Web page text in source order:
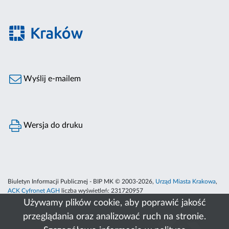
Używamy plików cookie, aby poprawić jakość
przeglądania oraz analizować ruch na stronie.
Wyślij e-mailem
Wersja do druku
Biuletyn Informacji Publicznej - BIP MK © 2003-2026, Urząd Miasta Krakowa,
ACK Cyfronet AGH
liczba wyświetleń: 231720957